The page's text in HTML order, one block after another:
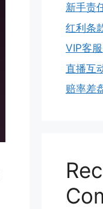
新手责
红利条
VIP客
直播互
赔率差